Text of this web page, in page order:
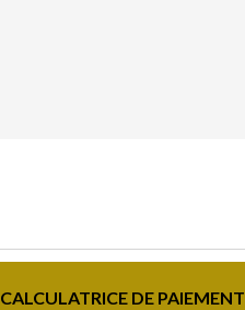
CALCULATRICE DE PAIEMENT